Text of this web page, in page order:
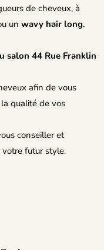
de cheveux, à
unwavy hair long.
salon 44 Rue Franklin
afin de vous
qualité de vos
conseiller et
futur style.